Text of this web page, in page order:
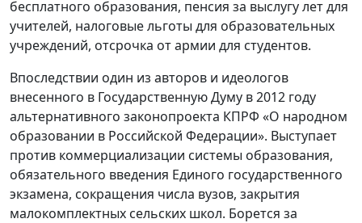
бесплатного образования, пенсия за выслугу лет для
учителей, налоговые льготы для образовательных
учреждений, отсрочка от армии для студентов.
Впоследствии один из авторов и идеологов
внесенного в Государственную Думу в 2012 году
альтернативного законопроекта КПРФ «О народном
образовании в Российской Федерации». Выступает
против коммерциализации системы образования,
обязательного введения Единого государственного
экзамена, сокращения числа вузов, закрытия
малокомплектных сельских школ. Борется за